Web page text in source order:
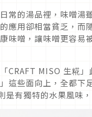
常的湯品裡，味噌湯
應用卻相當貧乏，而
味噌，讓味噌更容易
CRAFT MISO 生糀」
這些面向上，全都下
有獨特的水果風味，